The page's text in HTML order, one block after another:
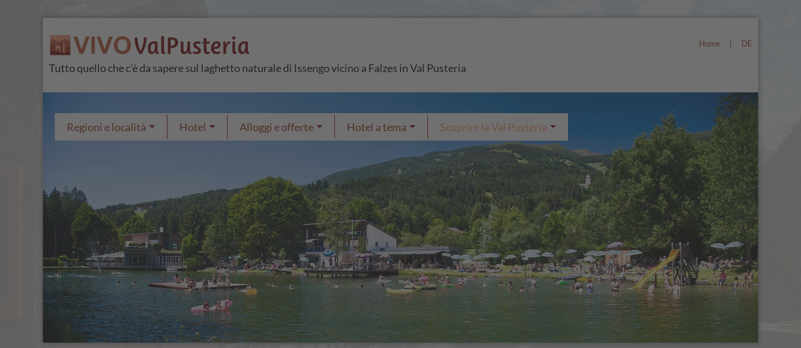
Home DE
Tutto quello che c'è da sapere sul laghetto naturale di Issengo vicino a Falzes in Val Pusteria
Regioni e località Hotel Alloggi e offerte Hotel a tema Scoprire la Val Pusteria